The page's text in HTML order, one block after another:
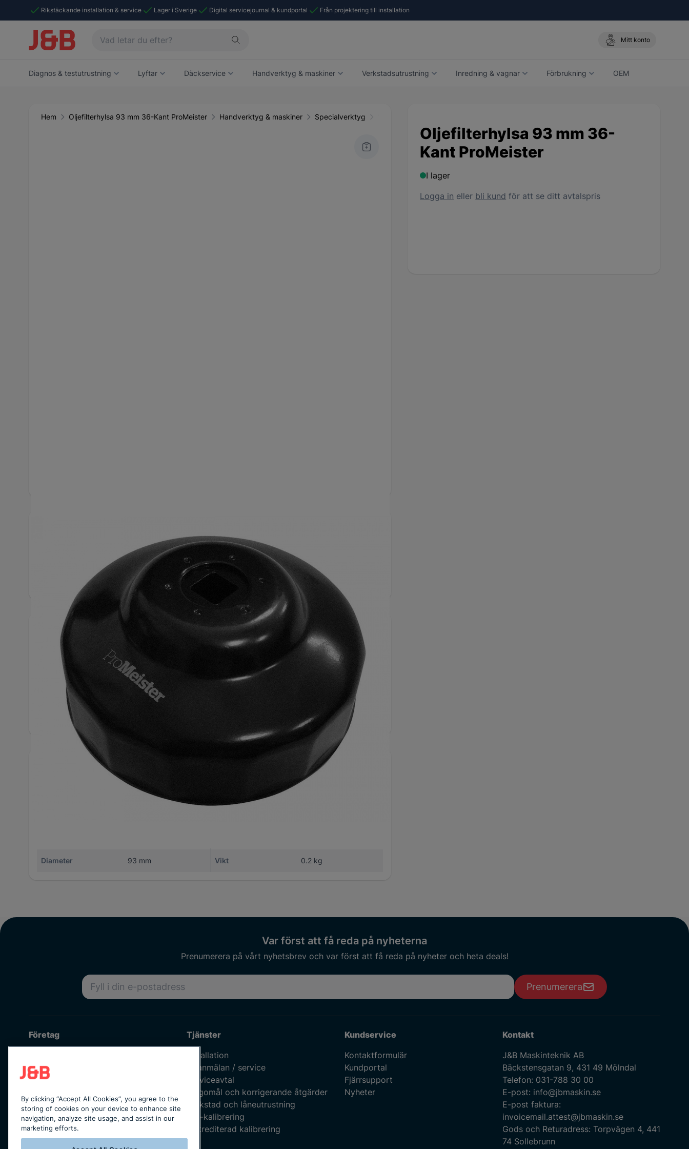
Rikstäckande installation & service Lager i Sverige Digital servicejournal & kundportal Från projektering till installation
Mitt konto
Diagnos & testutrustning Lyftar Däckservice Handverktyg & maskiner Verkstadsutrustning Inredning & vagnar Förbrukning OEM
Hem Oljefilterhylsa 93 mm 36-Kant ProMeister Handverktyg & maskiner Specialverktyg
Oljefilterhylsa 93 mm 36-
Kant ProMeister
I lager
Logga in eller bli kund för att se ditt avtalspris
ProMeister oljefilterhylsa är ett pålitligt och effektivt verktyg för professionella inom
bilservice och fordonsunderhåll. Den gedigna konstruktionen och standardfattningen gör
den enkel att använda och innebär hög användarvänlighet och funktion.
Snabbfakta
Artikelnummer
Hittas även bland Verktyg
PT55020 - Manual RVNR-01 (07-11-19)
Utförliga specifikationer
14355978
Diameter 93 mm Vikt 0.2 kg
Var först att få reda på nyheterna
Prenumerera på vårt nyhetsbrev och var först att få reda på nyheter och heta deals!
E-postadress
Prenumerera
Företag
Våra medarbetare
Jobba hos oss
Integritetspolicy
Uppförandekod
Leverantörskod
Katalogmaterial
Tjänster
Installation
Felanmälan / service
Serviceavtal
Klagomål och korrigerande åtgärder
Verkstad och låneutrustning
ISO-kalibrering
Ackrediterad kalibrering
Kundservice
Kontaktformulär
Kundportal
Fjärrsupport
Nyheter
Kontakt
J&B Maskinteknik AB
Bäckstensgatan 9, 431 49 Mölndal
Telefon: 031-788 30 00
E-post: info@jbmaskin.se
E-post faktura:
invoicemail.attest@jbmaskin.se
Gods och Returadress: Torpvägen 4, 441
74 Sollebrunn
By clicking “Accept All Cookies”, you agree to the
storing of cookies on your device to enhance site
navigation, analyze site usage, and assist in our
marketing efforts.